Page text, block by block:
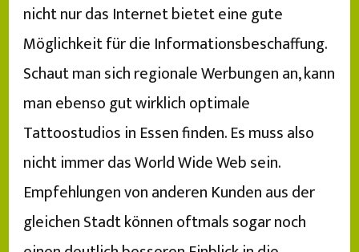
nicht nur das Internet bietet eine gute
Möglichkeit für die Informationsbeschaffung.
Schaut man sich regionale Werbungen an, kann
man ebenso gut wirklich optimale
Tattoostudios in Essen finden. Es muss also
nicht immer das World Wide Web sein.
Empfehlungen von anderen Kunden aus der
gleichen Stadt können oftmals sogar noch